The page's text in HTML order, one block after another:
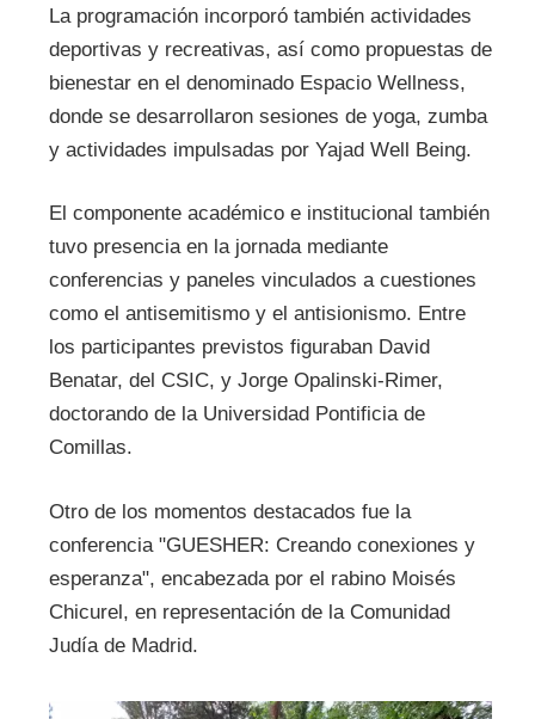
La programación incorporó también actividades
deportivas y recreativas, así como propuestas de
bienestar en el denominado Espacio Wellness,
donde se desarrollaron sesiones de yoga, zumba
y actividades impulsadas por Yajad Well Being.
El componente académico e institucional también
tuvo presencia en la jornada mediante
conferencias y paneles vinculados a cuestiones
como el antisemitismo y el antisionismo. Entre
los participantes previstos figuraban David
Benatar, del CSIC, y Jorge Opalinski-Rimer,
doctorando de la Universidad Pontificia de
Comillas.
Otro de los momentos destacados fue la
conferencia "GUESHER: Creando conexiones y
esperanza", encabezada por el rabino Moisés
Chicurel, en representación de la Comunidad
Judía de Madrid.